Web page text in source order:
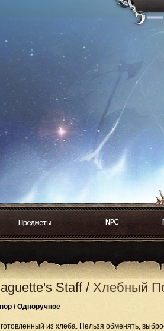
Staff/ Хлебный
/ Одноручное
из хлеба. Нельзя обменять,